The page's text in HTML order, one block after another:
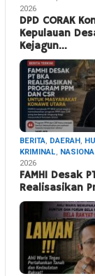
2026
DPD CORAK
Kepulauan
Kejagun…
BERITA, DAERAH,
KRIMINAL,
2026
FAMHI Desak
Realisasikan